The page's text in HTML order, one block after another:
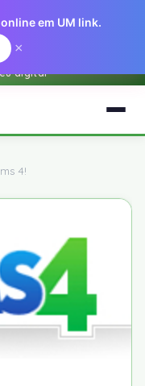
(2001-2018) —
digital
4!
em UM link.
×